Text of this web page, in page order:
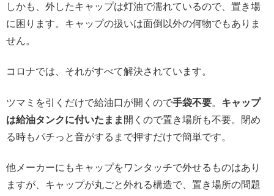
しかも、外したキャップは灯油で濡れているので、置き場
に困ります。キャップの扱いは面倒以外の何物でもありま
せん。
コロナでは、それがすべて解決されています。
ツマミを引くだけで給油口が開くので手袋不要。 キャップ
は給油タンクに付いたまま 開くので置き場所も不要。閉め
る時もパチっと音がするまで押すだけで簡単です。
他メーカーにもキャップをワンタッチで外せるものはあり
ますが、キャップが丸ごと外れる構造で、置き場所の問題